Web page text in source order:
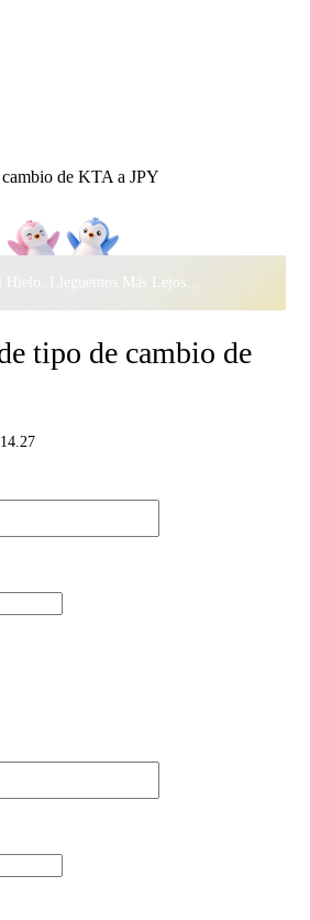
de KTA a JPY
Más Allá del Hielo, Lleguemos Más Lejos Juntos ·
tipo de cambio de